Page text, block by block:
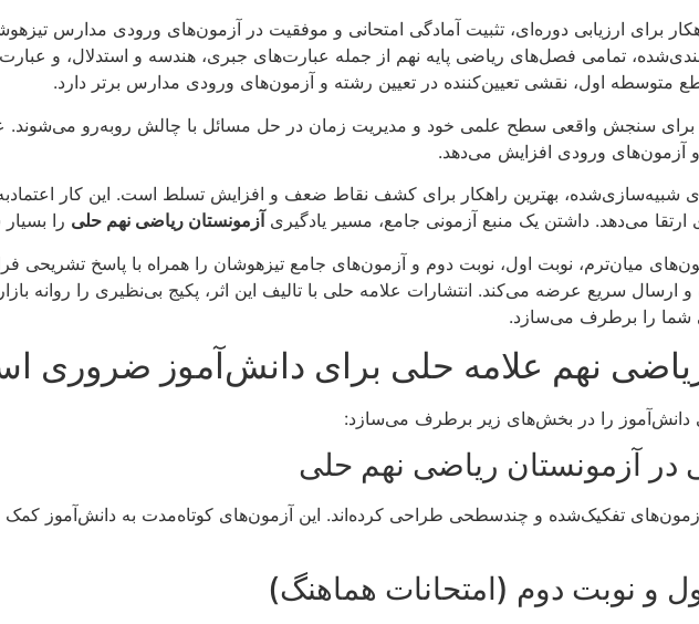
برای ارزیابی دوره‌ای، تثبیت آمادگی امتحانی و موفقیت در آزمون‌های ورودی مدارس
تمامی فصل‌های ریاضی پایه نهم از جمله عبارت‌های جبری، هندسه و استدلال، و
متوسطه اول، نقشی تعیین‌کننده در تعیین رشته و آزمون‌های ورودی مدارس برتر دارد.
برای سنجش واقعی سطح علمی خود و مدیریت زمان در حل مسائل با چالش روبه‌رو می‌شوند.
آزمون‌های ورودی افزایش می‌دهد.
شبیه‌سازی‌شده، بهترین راهکار برای کشف نقاط ضعف و افزایش تسلط است. این کار
می‌دهد. داشتن یک منبع آزمونی جامع، مسیر یادگیری آزمونستان ریاضی نهم حلی را
میان‌ترم، نوبت اول، نوبت دوم و آزمون‌های جامع تیزهوشان را همراه با پاسخ تشریحی
و ارسال سریع عرضه می‌کند. انتشارات علامه حلی با تالیف این اثر، پکیج بی‌نظیری را روانه
شما را برطرف می‌سازد.
نهم علامه حلی برای دانش‌آموز ضروری
دانش‌آموز را در بخش‌های زیر برطرف می‌سازد:
آزمونستان ریاضی نهم حلی
تفکیک‌شده و چندسطحی طراحی کرده‌اند. این آزمون‌های کوتاه‌مدت به دانش‌آموز کمک
و نوبت دوم (امتحانات هماهنگ)